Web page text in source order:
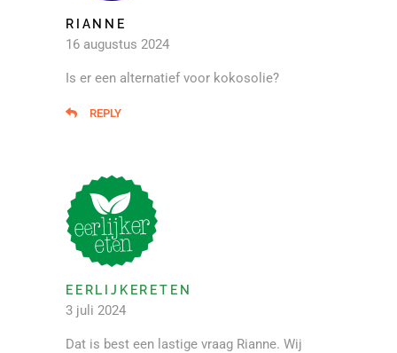
RIANNE
16 augustus 2024
Is er een alternatief voor kokosolie?
REPLY
EERLIJKERETEN
3 juli 2024
Dat is best een lastige vraag Rianne. Wij